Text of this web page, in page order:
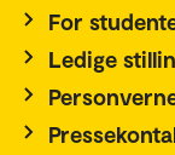
For
Ledige